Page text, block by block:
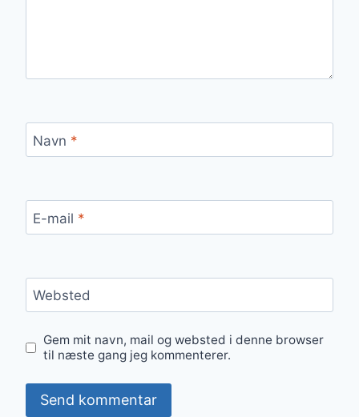
Navn *
E-mail *
Websted
Gem mit navn, mail og websted i denne browser
til næste gang jeg kommenterer.